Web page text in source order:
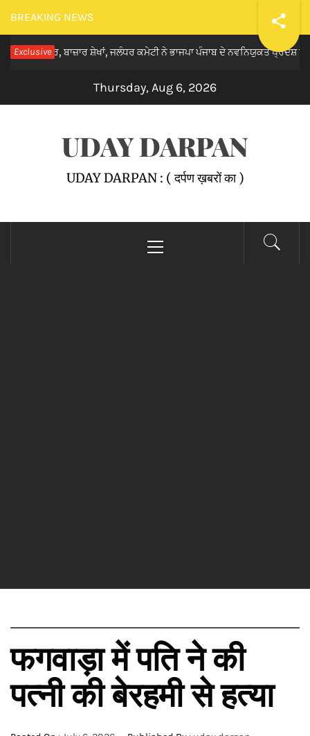
Skip
to
content
BREAKING NEWS
Exclusive
ਮੰਦਰ, ਬਾਜ਼ਾਰ ਸ਼ੇਖਾਂ, ਜਲੰਧਰ ਕਮੇਟੀ ਨੇ ਭਾਜਪਾ ਪੰਜਾਬ ਦੇ ਨਵਨਿਯੁਕਤ ਪ੍ਰਦੇਸ਼ ਉਪ-
Thursday, Aug 6, 2026
UDAY DARPAN
UDAY DARPAN : ( दर्पण ख़बरों का )
Menu
फगवाड़ा में पति ने की
पत्नी की बेरहमी से हत्या